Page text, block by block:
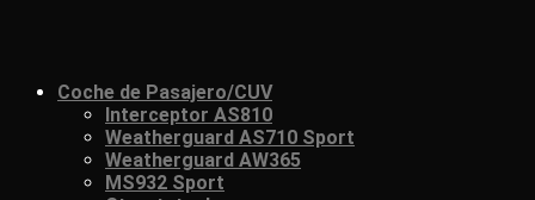
Coche de Pasajero/CUV
Interceptor AS810
Weatherguard AS710 Sport
Weatherguard AW365
MS932 Sport